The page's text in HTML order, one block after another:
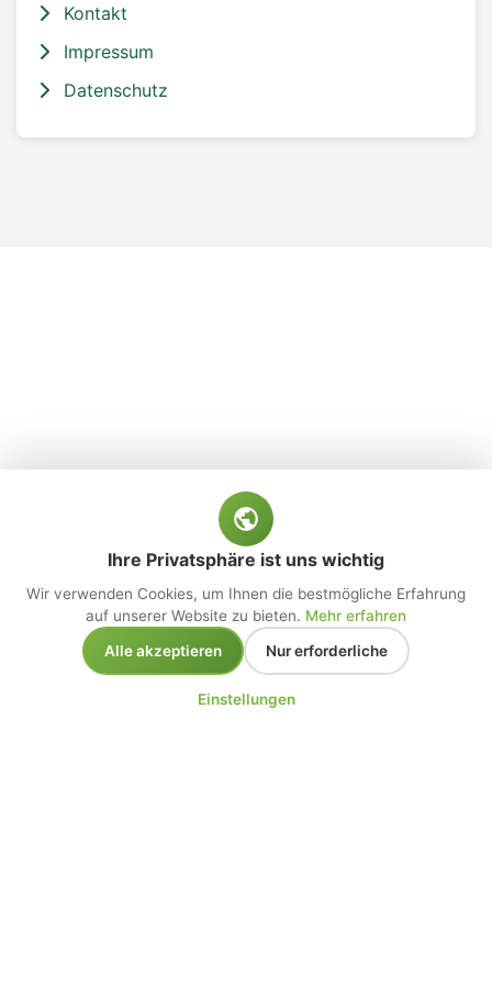
Kontakt
Impressum
Datenschutz
Ihre Privatsphäre ist uns wichtig
Wir verwenden Cookies, um Ihnen die bestmögliche Erfahrung
auf unserer Website zu bieten. Mehr erfahren
Alle akzeptieren
Nur erforderliche
Einstellungen